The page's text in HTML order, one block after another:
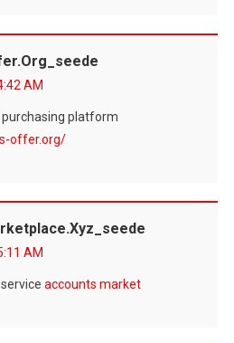
AM
platform
offer.org/
AM
accounts market